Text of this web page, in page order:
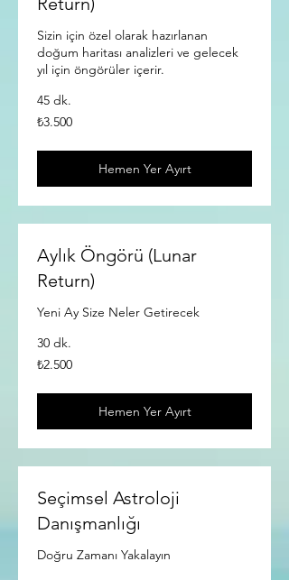
Sizin için özel olarak hazırlanan
doğum haritası analizleri ve gelecek
yıl için öngörüler içerir.
45 dk.
₺3.500
Türk
₺3.500
Hemen Yer Ayırt
Aylık Öngörü (Lunar
Return)
Yeni Ay Size Neler Getirecek
30 dk.
₺2.500
Türk
₺2.500
Hemen Yer Ayırt
Seçimsel Astroloji
Danışmanlığı
Doğru Zamanı Yakalayın